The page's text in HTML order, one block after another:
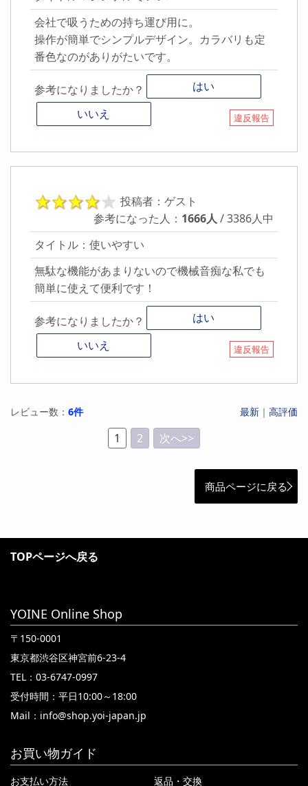
会社で吸うための持ち運び用に。
操作が簡単でシンプルデザイン。カラバリも定
番色なのがありがたいです。
参考になりましたか？
はい
いいえ
違反報告
投稿者：ゲスト
参考になった人： 1666人 / 3386人中
タイトル：使いやすい
無駄な機能があまりないので機械音痴な私でも
簡単に使えて便利です！
参考になりましたか？
はい
いいえ
違反報告
レビュー数： 6件 最新 ｜ 高評価
1 2 次へ>>
商品ページに戻る
TOPページへ戻る
YOINE Online Shop
〒150-0001
東京都渋谷区神宮前6-23-4
TEL：03-6747-0997
受付時間：平日10:00～18:00
Mail： info@shop.yoi-japan.jp
お買い物ガイド
お支払い方法 返品・交換